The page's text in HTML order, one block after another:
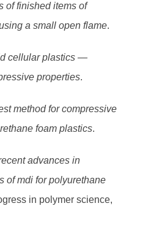
of finished items of
a small open flame.
cellular plastics —
properties.
method for compressive
foam plastics.
advances in
of mdi for polyurethane
in polymer science,